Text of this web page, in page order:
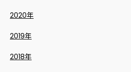
2020年
2019年
2018年